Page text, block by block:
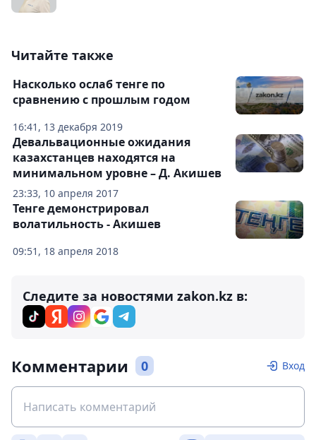
Читайте также
16:41, 13 декабря 2019
Насколько ослаб тенге по
сравнению с прошлым годом
23:33, 10 апреля 2017
Девальвационные ожидания
казахстанцев находятся на
минимальном уровне – Д. Акишев
09:51, 18 апреля 2018
Тенге демонстрировал
волатильность - Акишев
Следите за новостями zakon.kz в:
Комментарии 0 Вход